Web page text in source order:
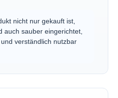
nicht nur gekauft ist,
auch sauber eingerichtet,
verständlich nutzbar